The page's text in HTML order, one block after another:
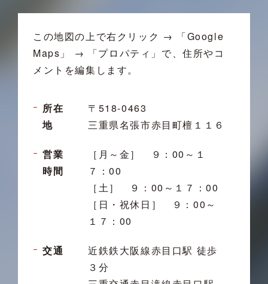
この地図の上で右クリック → 「Google
Maps」 → 「プロパティ」で、住所やコ
メントを編集します。
所在
地
〒518-0463
三重県名張市赤目町檀１１６
営業
時間
［月～金］ ９：00～１
７：00
［土］ ９：00～１７：00
［日・祝休日］ ９：00～
１７：00
交通
近鉄鉄大阪線赤目口駅 徒歩
３分